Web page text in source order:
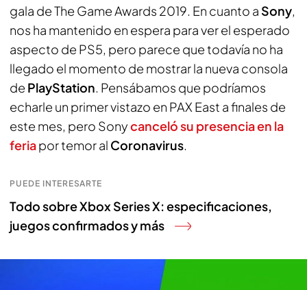
gala de The Game Awards 2019. En cuanto a Sony,
nos ha mantenido en espera para ver el esperado
aspecto de PS5, pero parece que todavía no ha
llegado el momento de mostrar la nueva consola
de PlayStation. Pensábamos que podríamos
echarle un primer vistazo en PAX East a finales de
este mes, pero Sonycanceló su presencia en la
feriapor temor al Coronavirus.
PUEDE INTERESARTE
Todo sobre Xbox Series X: especificaciones,
juegos confirmados y más